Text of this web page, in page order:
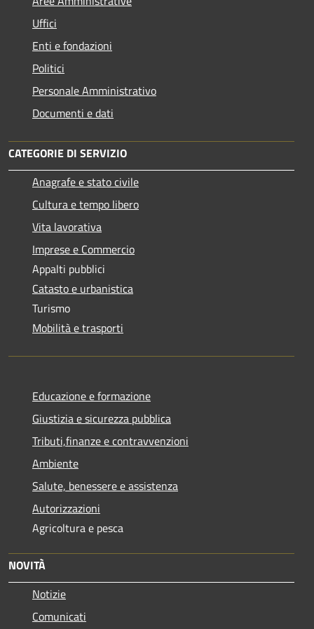
Uffici
Enti e fondazioni
Politici
Personale Amministrativo
Documenti e dati
CATEGORIE DI SERVIZIO
Anagrafe e stato civile
Cultura e tempo libero
Vita lavorativa
Imprese e Commercio
Appalti pubblici
Catasto e urbanistica
Turismo
Mobilità e trasporti
Educazione e formazione
Giustizia e sicurezza pubblica
Tributi,finanze e contravvenzioni
Ambiente
Salute, benessere e assistenza
Autorizzazioni
Agricoltura e pesca
NOVITÀ
Notizie
Comunicati